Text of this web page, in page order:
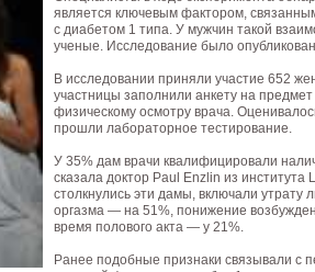
является ключевым фактором,
с диабетом 1 типа. У мужчин такой
ученые. Исследование было
В исследовании приняли участие 652
участницы заполнили анкету на
физическому осмотру врача.
прошли лабораторное тестирование.
У 35% дам врачи квалифицировали
сказала доктор Paul Enzlin из
столкнулись эти дамы, включали утрату
оргазма — на 51%, понижение
время полового акта — у 21%.
Ранее подобные признаки связывали с